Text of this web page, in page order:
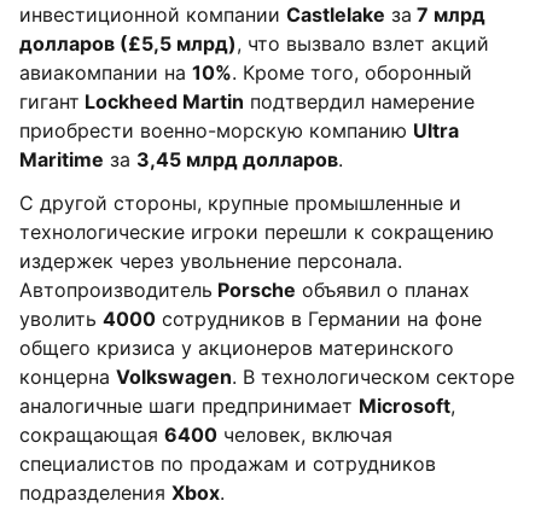
инвестиционной компании Castlelake за 7 млрд
долларов (£5,5 млрд), что вызвало взлет акций
авиакомпании на 10%. Кроме того, оборонный
гигант Lockheed Martin подтвердил намерение
приобрести военно-морскую компанию Ultra
Maritime за 3,45 млрд долларов.
С другой стороны, крупные промышленные и
технологические игроки перешли к сокращению
издержек через увольнение персонала.
Автопроизводитель Porsche объявил о планах
уволить 4000 сотрудников в Германии на фоне
общего кризиса у акционеров материнского
концерна Volkswagen. В технологическом секторе
аналогичные шаги предпринимает Microsoft,
сокращающая 6400 человек, включая
специалистов по продажам и сотрудников
подразделения Xbox.